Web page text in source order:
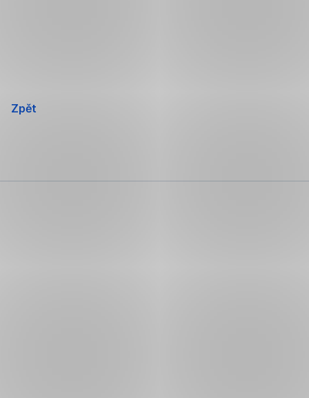
Zpět